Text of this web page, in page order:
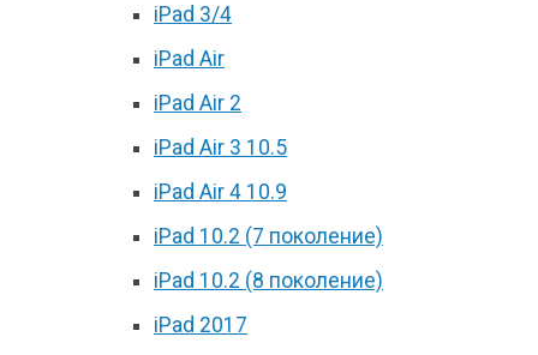
iPad 3/4
iPad Air
iPad Air 2
iPad Air 3 10.5
iPad Air 4 10.9
iPad 10.2 (7 поколение)
iPad 10.2 (8 поколение)
iPad 2017